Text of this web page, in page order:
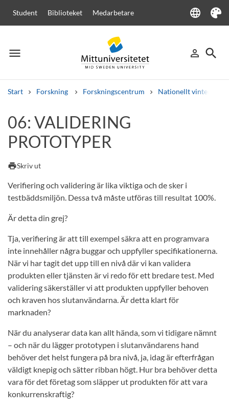
Student Biblioteket Medarbetare language
Language
Tema
menu
Meny person_outline
Logga in
search
Sök
Start Forskning Forskningscentrum Nationellt
Andra söktjänster
Kurser och programKursplaner
06: VALIDERING
PROTOTYPER
printSkriv ut
Verifiering och validering är lika viktiga och de sker i
testbäddsmiljön. Dessa två måste utföras till resultat 100%.
Är detta din grej?
Tja, verifiering är att till exempel säkra att en programvara
inte innehåller några buggar och uppfyller specifikationerna.
När vi har tagit det upp till en nivå där vi kan validera
produkten eller tjänsten är vi redo för ett bredare test. Med
validering säkerställer vi att produkten uppfyller behoven
och kraven hos slutanvändarna. Är detta klart för
marknaden?
När du analyserar data kan allt hända, som vi tidigare nämnt
– och när du lägger prototypen i slutanvändarens hand
behöver det helst fungera på bra nivå, ja, idag är efterfrågan
väldigt knepig och sätter ribban högt. Hur bra behöver detta
vara för det företag som släpper ut produkten för att vara
konkurrenskraftig?